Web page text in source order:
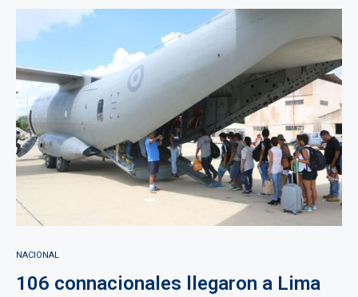
NACIONAL
106 connacionales llegaron a Lima